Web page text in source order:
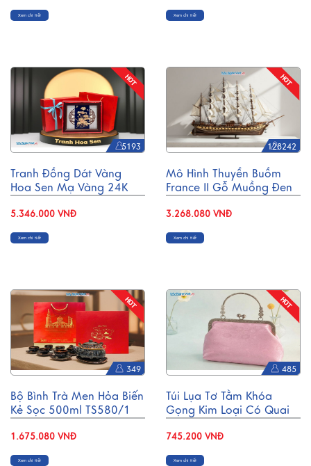
Xem chi tiết Xem chi tiết
5193
Tranh Đồng Dát Vàng
Hoa Sen Mạ Vàng 24K
5.346.000 VNĐ
Xem chi tiết
128242
Mô Hình Thuyền Buồm
France II Gỗ Muồng Đen
3.268.080 VNĐ
Xem chi tiết
349
Bộ Bình Trà Men Hỏa Biến
Kẻ Sọc 500ml TS580/1
1.675.080 VNĐ
Xem chi tiết
485
Túi Lụa Tơ Tằm Khóa
Gọng Kim Loại Có Quai
745.200 VNĐ
Xem chi tiết